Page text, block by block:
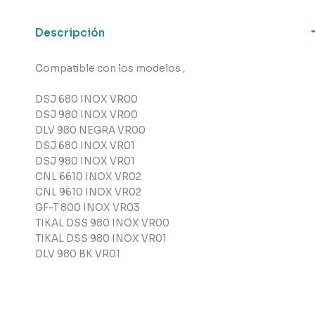
Descripción
Compatible con los modelos ,
DSJ 680 INOX VR00
DSJ 980 INOX VR00
DLV 980 NEGRA VR00
DSJ 680 INOX VR01
DSJ 980 INOX VR01
CNL 6610 INOX VR02
CNL 9610 INOX VR02
GF-T 800 INOX VR03
TIKAL DSS 980 INOX VR00
TIKAL DSS 980 INOX VR01
DLV 980 BK VR01